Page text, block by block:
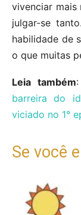
vivenciar mais
julgar-se
habilidade de
o que muitas
Leia também:
barreira do
viciado no 1°
Se você